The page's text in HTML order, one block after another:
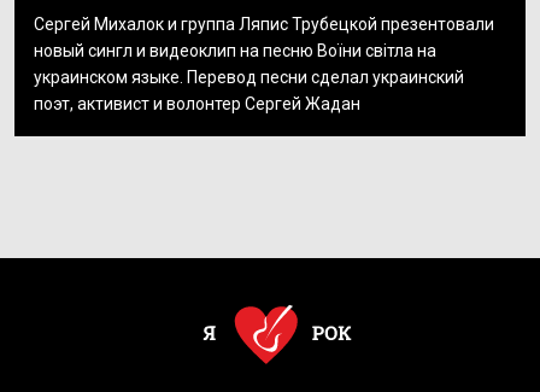
Сергей Михалок и группа Ляпис Трубецкой презентовали
новый сингл и видеоклип на песню Воїни світла на
украинском языке. Перевод песни сделал украинский
поэт, активист и волонтер Сергей Жадан